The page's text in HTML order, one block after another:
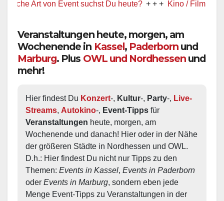
Art von Event suchst Du heute? + + + Kino / Film + + +
Veranstaltungen heute, morgen, am
Wochenende in Kassel, Paderborn und
Marburg. Plus OWL und Nordhessen und
mehr!
Hier findest Du Konzert-, Kultur-, Party-, Live-
Streams, Autokino-, Event-Tipps
Veranstaltungen heute, morgen, am
Wochenende und danach! Hier oder in der Nähe
der größeren Städte in Nordhessen und OWL.
D.h.: Hier findest Du nicht nur Tipps zu den
Themen: Events in Kassel, Events in Paderborn
oder Events in Marburg, sondern eben jede
Menge Event-Tipps zu Veranstaltungen in der